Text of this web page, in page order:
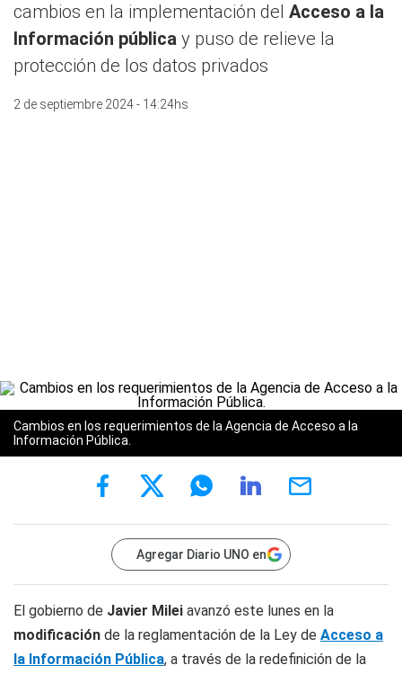
cambios en la implementación del Acceso a la
Información pública y puso de relieve la
protección de los datos privados
2 de septiembre 2024 - 14:24hs
Cambios en los requerimientos de la Agencia de Acceso a la
Información Pública.
Agregar Diario UNO en
El gobierno de Javier Milei avanzó este lunes en la
modificación de la reglamentación de la Ley de Acceso a
la Información Pública, a través de la redefinición de la